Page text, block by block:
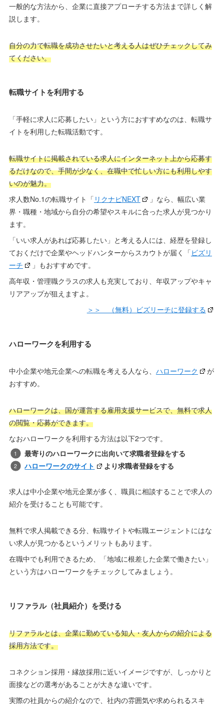
一般的な方法から、企業に直接アプローチする方法まで詳しく解
説します。
自分の力で転職を成功させたいと考える人はぜひチェックしてみ
てください。
転職サイトを利用する
「手軽に求人に応募したい」という方におすすめなのは、転職サ
イトを利用した転職活動です。
転職サイトに掲載されている求人にインターネット上から応募す
るだけなので、手間が少なく、在職中で忙しい方にも利用しやす
いのが魅力。
求人数No.1の転職サイト「 リクナビNEXT
」なら、幅広い業
界・職種・地域から自分の希望やスキルに合った求人が見つかり
ます。
「いい求人があれば応募したい」と考える人には、経歴を登録し
ておくだけで企業やヘッドハンターからスカウトが届く「ビズリ
ーチ
」もおすすめです。
高年収・管理職クラスの求人も充実しており、年収アップやキャ
リアアップが狙えますよ。
＞＞ （無料）ビズリーチに登録する
ハローワークを利用する
中小企業や地元企業への転職を考える人なら、 ハローワーク
が
おすすめ。
ハローワークは、国が運営する雇用支援サービスで、無料で求人
の閲覧・応募ができます。
なおハローワークを利用する方法は以下2つです。
最寄りのハローワークに出向いて求職者登録をする
ハローワークのサイト
より求職者登録をする
求人は中小企業や地元企業が多く、職員に相談することで求人の
紹介を受けることも可能です。
無料で求人掲載できる分、転職サイトや転職エージェントにはな
い求人が見つかるというメリットもあります。
在職中でも利用できるため、「地域に根差した企業で働きたい」
という方はハローワークをチェックしてみましょう。
リファラル（社員紹介）を受ける
リファラルとは、企業に勤めている知人・友人からの紹介による
採用方法です。
コネクション採用・縁故採用に近いイメージですが、しっかりと
面接などの選考があることが大きな違いです。
実際の社員からの紹介なので、社内の雰囲気や求められるスキ